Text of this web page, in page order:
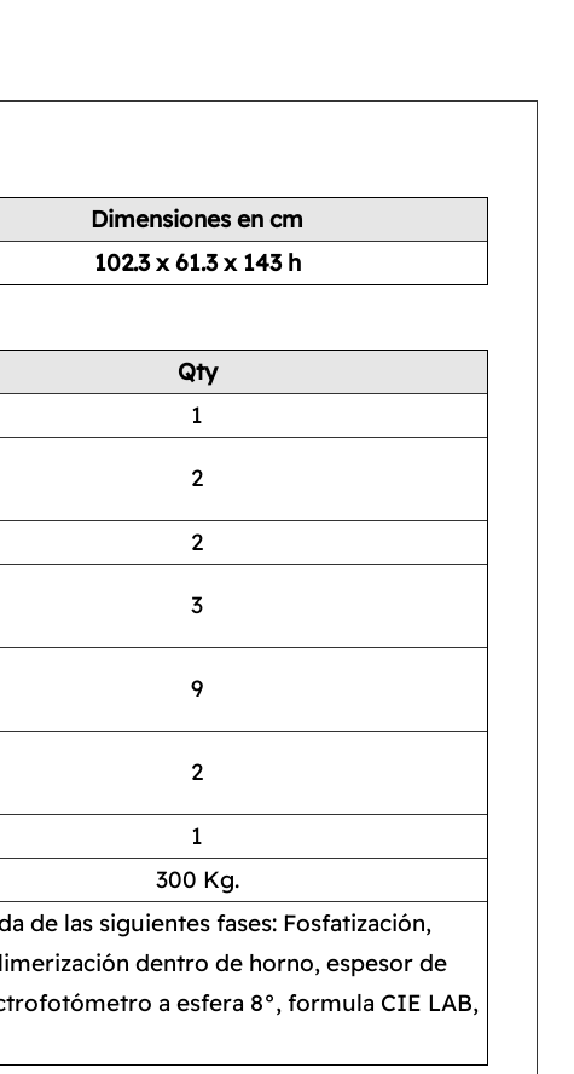
Dimensiones en cm
102.3 x 61.3 x 143 h
Qty
1
2
2
3
9
2
1
300 Kg.
de las siguientes fases: Fosfatización,
dentro de horno, espesor de
a esfera 8°, formula CIE LAB,